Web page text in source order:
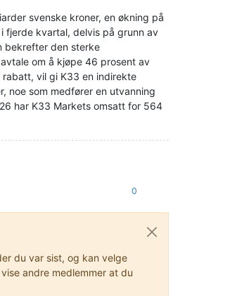
svenske kroner, en økning på
fjerde kvartal, delvis på grunn av
bekrefter den sterke
om å kjøpe 46 prosent av
vil gi K33 en indirekte
noe som medfører en utvanning
har K33 Markets omsatt for 564
0
du var sist, og kan velge
andre medlemmer at du